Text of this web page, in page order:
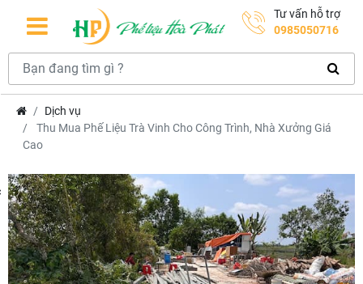
Tư vấn hỗ trợ
0985050716
Dịch vụ
Thu Mua Phế Liệu Trà Vinh Cho Công Trình, Nhà Xưởng Giá
Cao